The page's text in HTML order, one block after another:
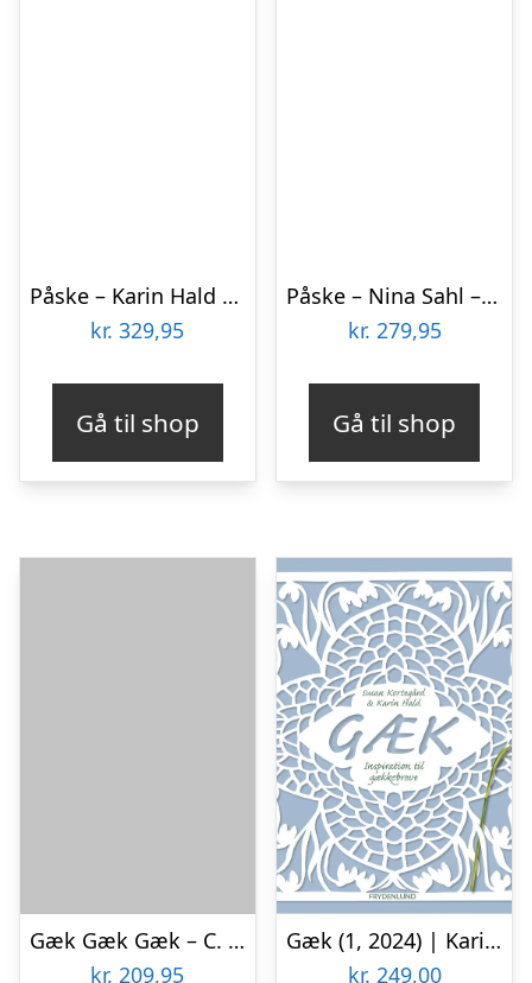
Påske – Karin Hald – Bog
kr. 329,95
Gå til shop
Påske – Nina Sahl – Bog
kr. 279,95
Gå til shop
Gæk Gæk Gæk – C. Christensen – Bog
kr. 209,95
Gæk (1, 2024) | Karin Hald,Susan Kortegård
kr. 249,00